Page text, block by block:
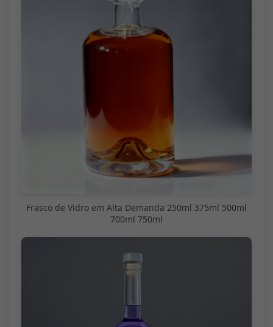
Frasco de Vidro em Alta Demanda 250ml 375ml 500ml
700ml 750ml